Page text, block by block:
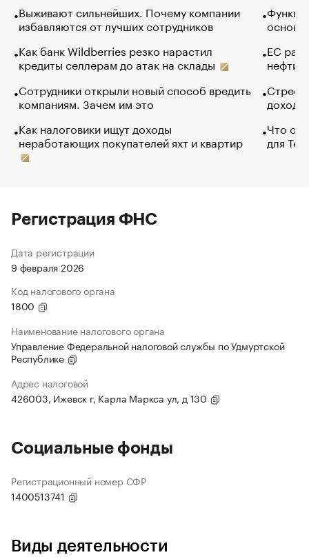
Выживают сильнейших. Почему компании
избавляются от лучших сотрудников
Как банк Wildberries резко нарастил
кредиты селлерам до атак на склады
Сотрудники открыли новый способ вредить
компаниям. Зачем им это
Как налоговики ищут доходы
неработающих покупателей яхт и квартир
основ
ЕС
нефти
Что
для
Регистрация ФНС
Дата регистрации
9 февраля 2026
Код налогового органа
1800
Наименование налогового органа
Управление Федеральной налоговой службы по Удмуртской
Республике
Адрес налоговой
426003, Ижевск г, Карла Маркса ул, д 130
Социальные фонды
Регистрационный номер СФР
1400513741
Виды деятельности